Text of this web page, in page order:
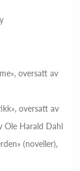
oversatt av
oversatt av
Ole Harald Dahl
(noveller),